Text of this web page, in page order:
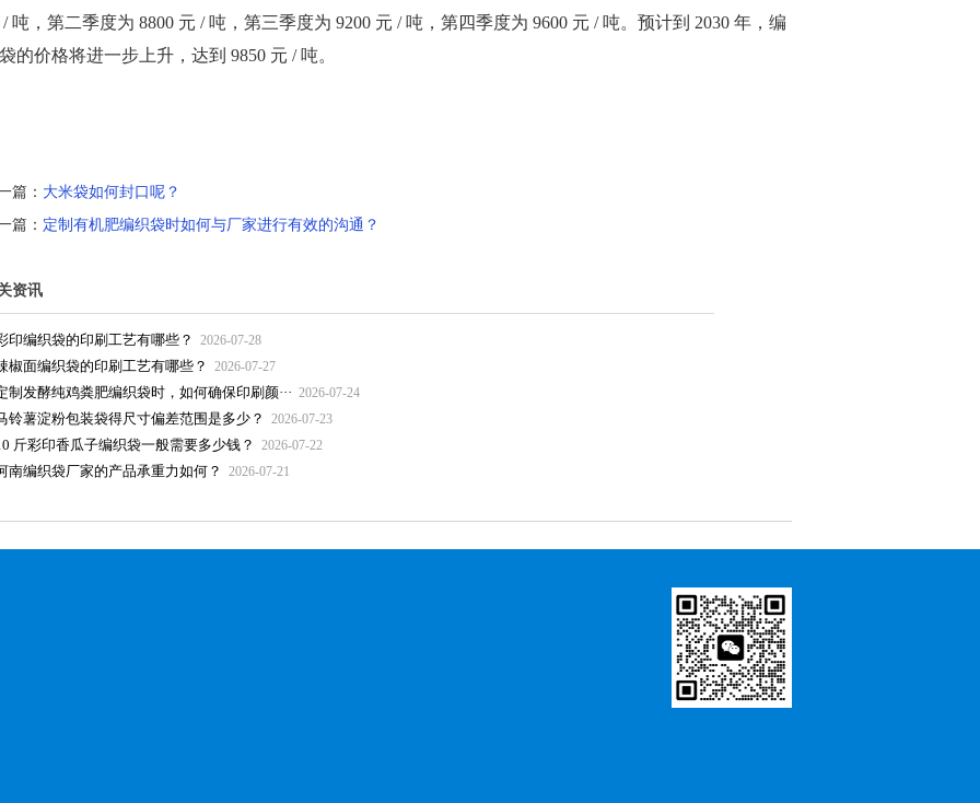
吨，第二季度为 8800 元 / 吨，第三季度为 9200 元 / 吨，第四季度为 9600 元 / 吨。预计到 2030 年，编
的价格将进一步上升，达到 9850 元 / 吨。
篇： 大米袋如何封口呢？
篇： 定制有机肥编织袋时如何与厂家进行有效的沟通？
资讯
印编织袋的印刷工艺有哪些？ 2026-07-28
椒面编织袋的印刷工艺有哪些？ 2026-07-27
制发酵纯鸡粪肥编织袋时，如何确保印刷颜··· 2026-07-24
铃薯淀粉包装袋得尺寸偏差范围是多少？ 2026-07-23
斤彩印香瓜子编织袋一般需要多少钱？ 2026-07-22
南编织袋厂家的产品承重力如何？ 2026-07-21